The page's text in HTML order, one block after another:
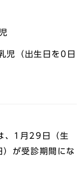
児（出生日を0日
、1月29日（生
が受診期間にな